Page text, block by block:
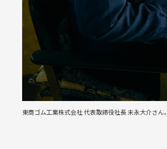
東商ゴム工業株式会社 代表取締役社長 末永大介さん。